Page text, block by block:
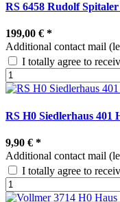
RS 6458 Rudolf
199,00 € *
Additional contact mail
I totally agree to
RS H0 Siedlerhaus 401
9,90 € *
Additional contact mail
I totally agree to